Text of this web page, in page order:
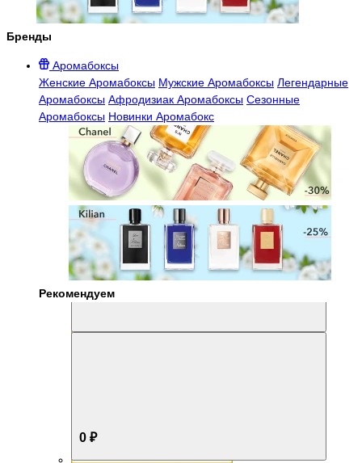
Бренды
Аромабоксы
Женские Аромабоксы Мужские Аромабоксы Легендарные
Аромабоксы Афродизиак Аромабоксы Сезонные
Аромабоксы Новинки Аромабокс
Рекомендуем
0 ₽